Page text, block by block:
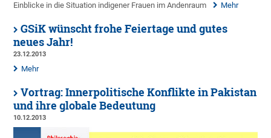
Einblicke in die Situation indigener Frauen im Andenraum Mehr
GSiK wünscht frohe Feiertage und gutes
neues Jahr!
23.12.2013
Mehr
Vortrag: Innerpolitische Konflikte in Pakistan
und ihre globale Bedeutung
10.12.2013